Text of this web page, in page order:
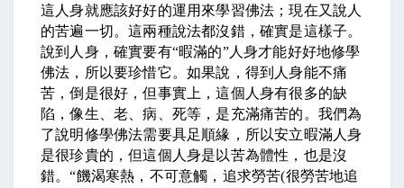
這人身就應該好好的運用來學習佛法；現在又說人
的苦遍一切。這兩種說法都沒錯，確實是這樣子。
說到人身，確實要有“暇滿的”人身才能好好地修學
佛法，所以要珍惜它。如果說，得到人身能不痛
苦，倒是很好，但事實上，這個人身有很多的缺
陷，像生、老、病、死等，是充滿痛苦的。我們為
了說明修學佛法需要具足順緣，所以安立暇滿人身
是很珍貴的，但這個人身是以苦為體性，也是沒
錯。“饑渴寒熱，不可意觸，追求勞苦(很勞苦地追